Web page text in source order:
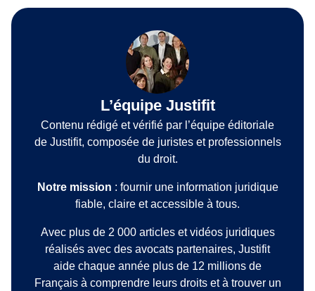
L’équipe Justifit
Contenu rédigé et vérifié par l’équipe éditoriale
de Justifit, composée de juristes et professionnels
du droit.
Notre mission : fournir une information juridique
fiable, claire et accessible à tous.
Avec plus de 2 000 articles et vidéos juridiques
réalisés avec des avocats partenaires, Justifit
aide chaque année plus de 12 millions de
Français à comprendre leurs droits et à trouver un